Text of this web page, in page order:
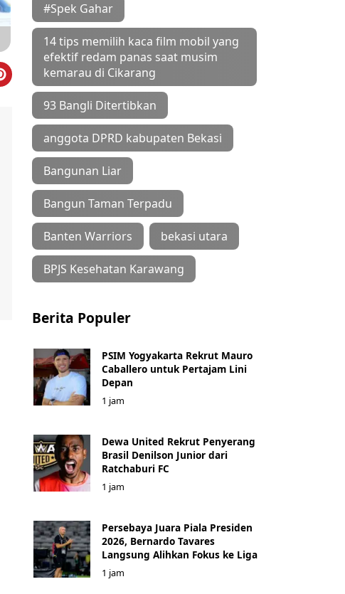
#Spek Gahar
14 tips memilih kaca film mobil yang
efektif redam panas saat musim
kemarau di Cikarang
93 Bangli Ditertibkan
anggota DPRD kabupaten Bekasi
Bangunan Liar
Bangun Taman Terpadu
Banten Warriors bekasi utara
BPJS Kesehatan Karawang
Berita Populer
PSIM Yogyakarta Rekrut Mauro
Caballero untuk Pertajam Lini
Depan
1 jam
Dewa United Rekrut Penyerang
Brasil Denilson Junior dari
Ratchaburi FC
1 jam
Persebaya Juara Piala Presiden
2026, Bernardo Tavares
Langsung Alihkan Fokus ke Liga
1 jam